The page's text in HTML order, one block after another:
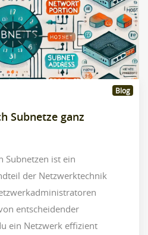
Blog
Subnetze ganz
Subnetzen ist ein
der Netzwerktechnik
entscheidender
ein Netzwerk effizient